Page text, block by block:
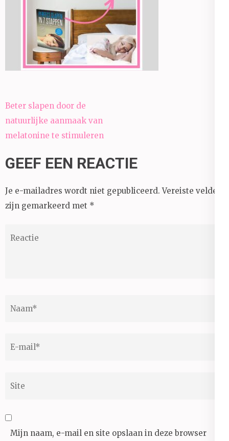
Bericht
navigatie
Beter slapen door de
natuurlijke aanmaak van
melatonine te stimuleren
GEEF EEN REACTIE
Je e-mailadres wordt niet gepubliceerd. Vereiste velden
zijn gemarkeerd met *
Mijn naam, e-mail en site opslaan in deze browser